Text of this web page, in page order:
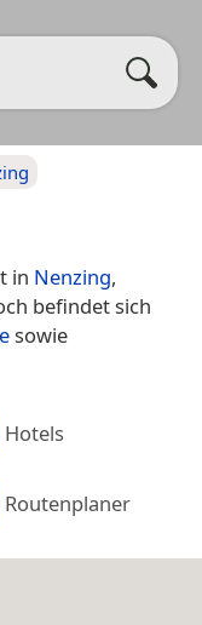
in Nenzing,
befindet sich
sowie
Hotels
Routenplaner